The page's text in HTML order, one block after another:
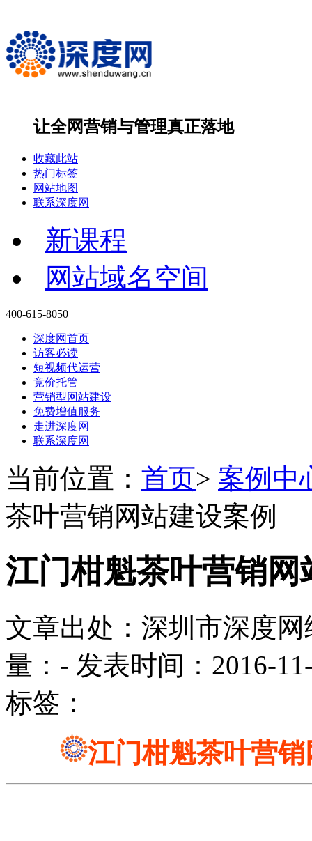
让全网营销与管理真正落地
收藏此站
热门标签
网站地图
联系深度网
新课程
网站域名空间
400-615-8050
深度网首页
访客必读
短视频代运营
竞价托管
营销型网站建设
免费增值服务
走进深度网
联系深度网
当前位置： 首页> 案例中
茶叶营销网站建设案例
江门柑魁茶叶营销网
文章出处：深圳市深度
量： - 发表时间：2016-
标签：
江门柑魁茶叶营